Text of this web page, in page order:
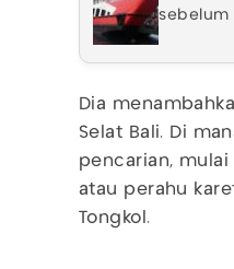
sebelum
Dia
Selat Bali. Di
pencarian, mulai
atau perahu
Tongkol.